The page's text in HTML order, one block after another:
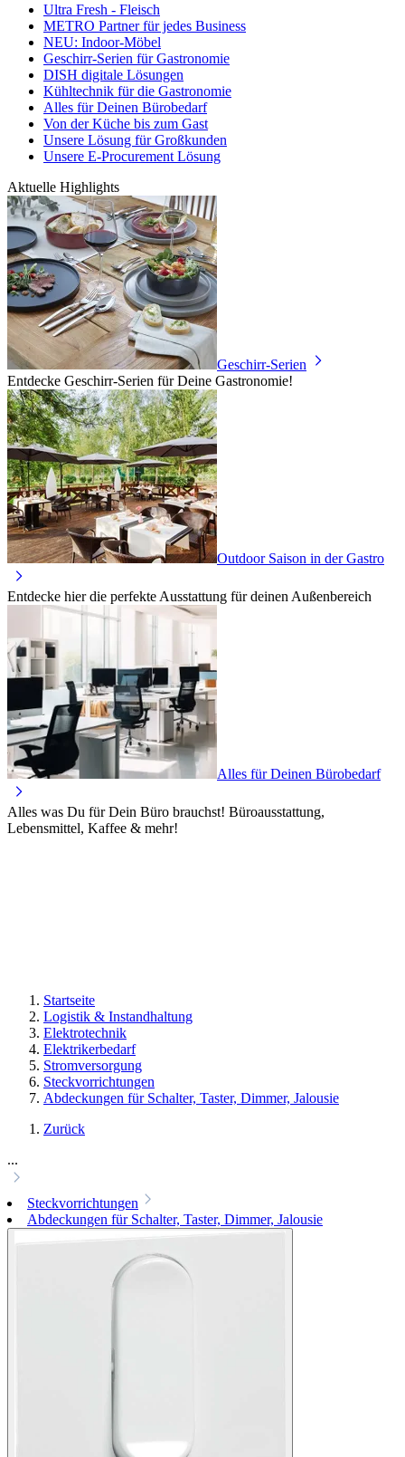
Ultra Fresh - Fleisch
METRO Partner für jedes Business
NEU: Indoor-Möbel
Geschirr-Serien für Gastronomie
DISH digitale Lösungen
Kühltechnik für die Gastronomie
Alles für Deinen Bürobedarf
Von der Küche bis zum Gast
Unsere Lösung für Großkunden
Unsere E-Procurement Lösung
Aktuelle Highlights
Geschirr-Serien
Entdecke Geschirr-Serien für Deine Gastronomie!
Outdoor Saison in der Gastro
Entdecke hier die perfekte Ausstattung für deinen Außenbereich
Alles für Deinen Bürobedarf
Alles was Du für Dein Büro brauchst! Büroausstattung,
Lebensmittel, Kaffee & mehr!
Startseite
Logistik & Instandhaltung
Elektrotechnik
Elektrikerbedarf
Stromversorgung
Steckvorrichtungen
Abdeckungen für Schalter, Taster, Dimmer, Jalousie
Zurück
...
Steckvorrichtungen
Abdeckungen für Schalter, Taster, Dimmer, Jalousie